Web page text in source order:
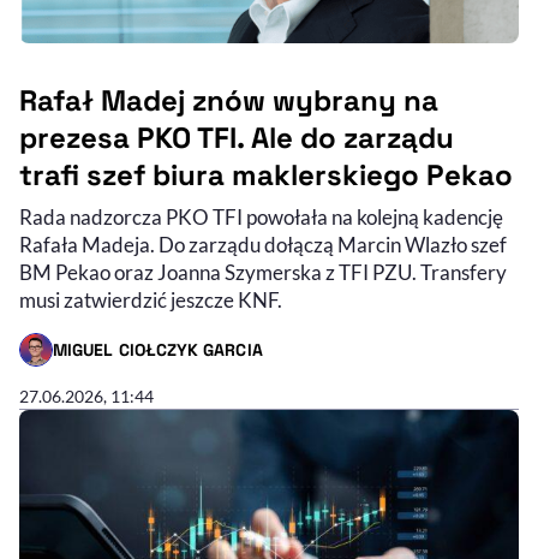
Rafał Madej znów wybrany na
prezesa PKO TFI. Ale do zarządu
trafi szef biura maklerskiego Pekao
Rada nadzorcza PKO TFI powołała na kolejną kadencję
Rafała Madeja. Do zarządu dołączą Marcin Wlazło szef
BM Pekao oraz Joanna Szymerska z TFI PZU. Transfery
musi zatwierdzić jeszcze KNF.
MIGUEL CIOŁCZYK GARCIA
- AUTOR ARTYKUŁU - PROFIL
27.06.2026, 11:44